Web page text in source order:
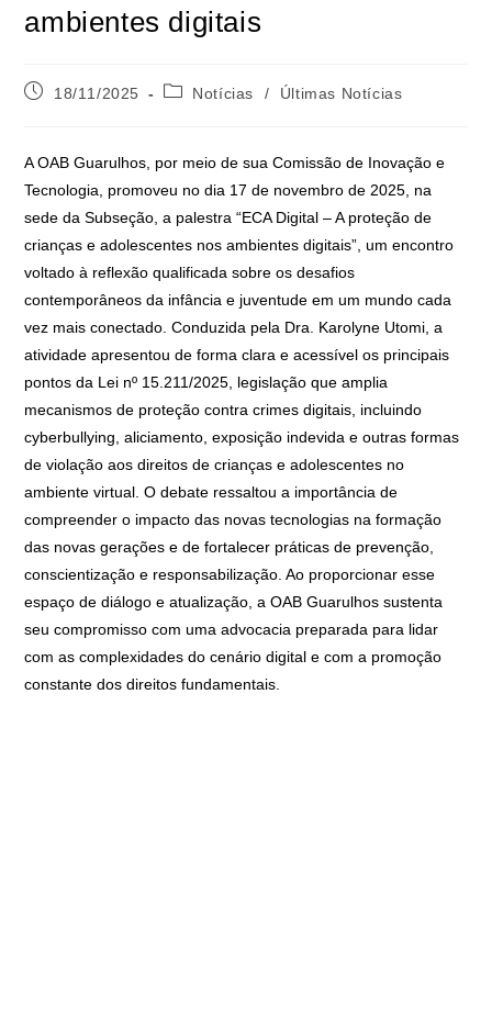
ambientes digitais
18/11/2025 Notícias / Últimas Notícias
A OAB Guarulhos, por meio de sua Comissão de Inovação e
Tecnologia, promoveu no dia 17 de novembro de 2025, na
sede da Subseção, a palestra “ECA Digital – A proteção de
crianças e adolescentes nos ambientes digitais”, um encontro
voltado à reflexão qualificada sobre os desafios
contemporâneos da infância e juventude em um mundo cada
vez mais conectado. Conduzida pela Dra. Karolyne Utomi, a
atividade apresentou de forma clara e acessível os principais
pontos da Lei nº 15.211/2025, legislação que amplia
mecanismos de proteção contra crimes digitais, incluindo
cyberbullying, aliciamento, exposição indevida e outras formas
de violação aos direitos de crianças e adolescentes no
ambiente virtual. O debate ressaltou a importância de
compreender o impacto das novas tecnologias na formação
das novas gerações e de fortalecer práticas de prevenção,
conscientização e responsabilização. Ao proporcionar esse
espaço de diálogo e atualização, a OAB Guarulhos sustenta
seu compromisso com uma advocacia preparada para lidar
com as complexidades do cenário digital e com a promoção
constante dos direitos fundamentais.